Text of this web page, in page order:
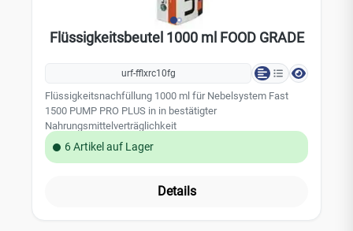
Flüssigkeitsbeutel 1000 ml FOOD GRADE
urf-fflxrc10fg
Flüssigkeitsnachfüllung 1000 ml für Nebelsystem Fast
1500 PUMP PRO PLUS in in bestätigter
6 Artikel auf Lager
Details